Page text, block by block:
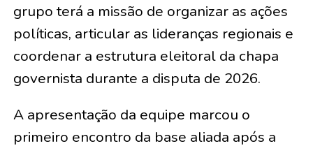
grupo terá a missão de organizar as ações
políticas, articular as lideranças regionais e
coordenar a estrutura eleitoral da chapa
governista durante a disputa de 2026.
A apresentação da equipe marcou o
primeiro encontro da base aliada após a